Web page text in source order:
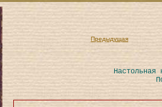
Предыдущая
Настольная